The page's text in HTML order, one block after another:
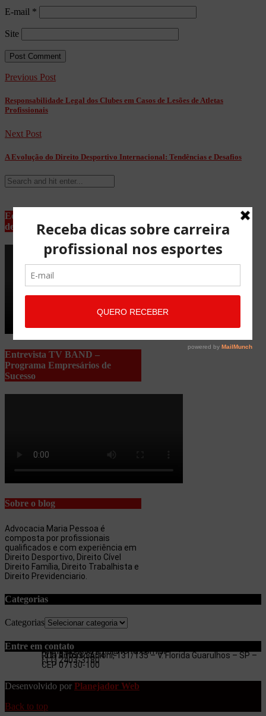
E-mail *
Site
Previous Post
Responsabilidade Legal dos Clubes em Casos de Lesões de Atletas
Profissionais
Next Post
A Evolução do Direito Desportivo Internacional: Tendências e Desafios
Equipe Advocacia Maria Pessoa
de Lima
Entrevista TV BAND –
Programa Empresários de
Sucesso
Sobre o blog
Advocacia Maria Pessoa é
composta por profissionais
qualificados e com experiência em
Direito Desportivo, Direito Cível
Direito Família, Direito Trabalhista e
Direito Previdenciario.
Categorias
Categorias
Entre em contato
Rua Antonio Artoni, 131/135 – V. Florida Guarulhos – SP –
CEP 07130-100
(11) 2403-3180
(11) 97053-3654
maria.pessoa.lima@terra.com.br
Desenvolvido por Planejador Web
Back to top